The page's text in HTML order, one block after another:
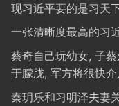
现习近平要的是习天
一张清晰度最高的习
蔡奇自己玩幼女, 子
于朦胧, 军方将很快介
秦玥乐和习明泽夫妻